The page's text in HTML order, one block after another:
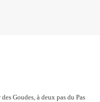
Goudes, à deux pas du Pas